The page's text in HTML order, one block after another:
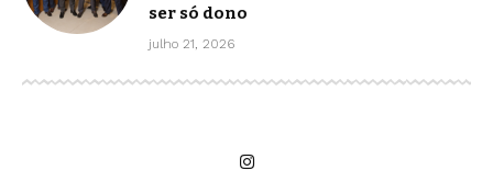
ser só dono
julho 21, 2026